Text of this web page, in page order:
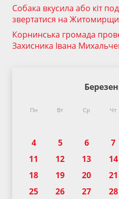
Собака вкусила або кіт
звертатися на
Корнинська громада
Захисника Івана
Пн Вт Ср Чт
4
5 6 7
11
12 13 14
18
19 20 21
25
26 27 28